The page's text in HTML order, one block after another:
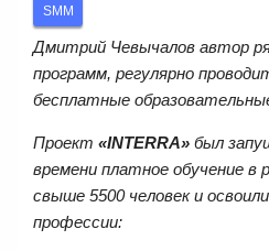
SMM
Дмитрий Чевычалов автор
программ, регулярно
бесплатные
Проект «INTERRA» был
времени платное обучение в
свыше 5500 человек и
профессии: